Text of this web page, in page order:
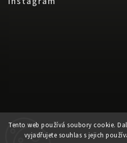
Tento web používá soubory cookie.
vyjadřujete souhlas s jejich